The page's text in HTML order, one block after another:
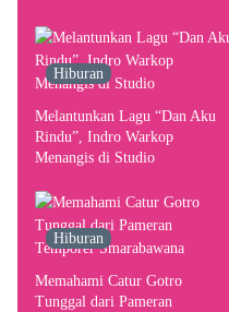
Hiburan
Melantunkan Lagu “Dan Aku
Rindu”, Indro Warkop
Menangis di Studio
Hiburan
Memahami Catur Gotro
Tunggal dari Pameran